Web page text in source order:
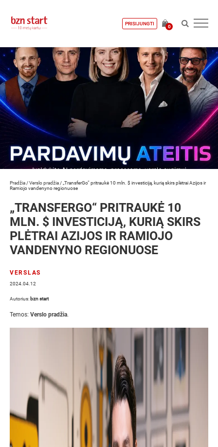
PRISIJUNGTI
0
Pradžia /Verslo pradžia / „TransferGo“ pritraukė 10 mln. $ investiciją, kurią skirs plėtrai Azijos ir
Ramiojo vandenyno regionuose
„TRANSFERGO“ PRITRAUKĖ 10
MLN. $ INVESTICIJĄ, KURIĄ SKIRS
PLĖTRAI AZIJOS IR RAMIOJO
VANDENYNO REGIONUOSE
VERSLAS
2024.04.12
Autorius: bzn start
Temos: Verslo pradžia.